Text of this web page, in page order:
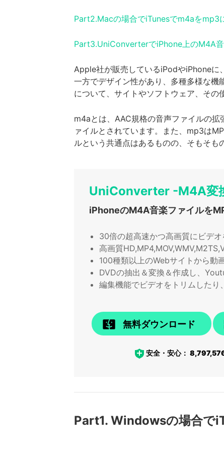
Part2.Macの場合でiTunesでm4aをmp3
Part3.UniConverterでiPhone上のM4A
Apple社が販売しているiPodやiPhoneに
一方でデザイン性があり、多種多様な
について、サイトやソフトウェア、その
m4aとは、AAC規格の音声ファイルの
ァイルとされています。また、mp3は
ルという共通点はあるものの、そもそも
UniConverter -M4A変
iPhoneのM4A音楽ファイルを
30倍の超高速かつ高画質にビデ
高画質
100種類以上のWebサイトから動
DVDの抽出＆変換＆作成し、
編集機能でビデオをトリムしたり
無料ダウンロード
安全・安心：
Part1. Windowsの場合で